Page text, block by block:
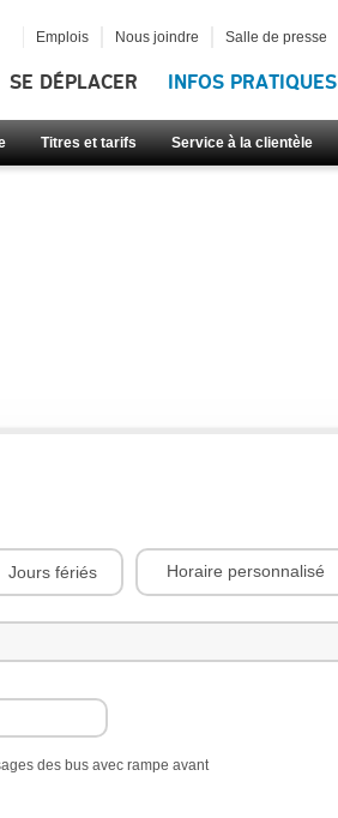
SE DÉPLACER INFOS PRATIQUES
Titres et tarifs Service à la clientèle
Emplois Nous joindre Salle de presse
Jours fériés Horaire personnalisé
des bus avec rampe avant